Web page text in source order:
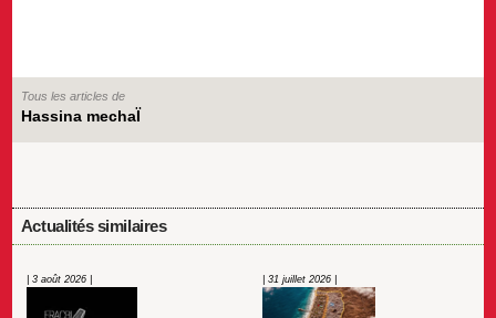
Tous les articles de
Hassina mechaÏ
Actualités similaires
| 3 août 2026 | | 31 juillet 2026 |